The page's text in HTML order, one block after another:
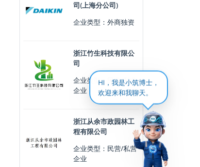
HI，我是小筑博士，
欢迎来和我聊天。
司(上海分公司)
企业类型：外商独资
浙江竹生科技有限公
司
企业类型：民营/私营
企业
浙江从余市政园林工
程有限公司
企业类型：民营/私营
企业